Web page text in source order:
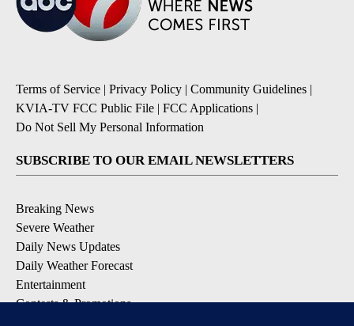
Terms of Service | Privacy Policy | Community Guidelines |
KVIA-TV FCC Public File | FCC Applications |
Do Not Sell My Personal Information
SUBSCRIBE TO OUR EMAIL NEWSLETTERS
Breaking News
Severe Weather
Daily News Updates
Daily Weather Forecast
Entertainment
Contests & Promotions